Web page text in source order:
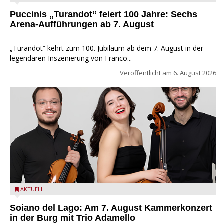
Puccinis „Turandot“ feiert 100 Jahre: Sechs
Arena-Aufführungen ab 7. August
„Turandot“ kehrt zum 100. Jubiläum ab dem 7. August in der
legendären Inszenierung von Franco...
Veröffentlicht am 6. August 2026
Trio Adamello
AKTUELL
Soiano del Lago: Am 7. August Kammerkonzert
in der Burg mit Trio Adamello